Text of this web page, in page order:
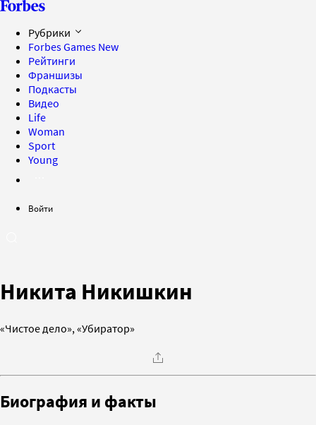
Рубрики
Forbes Games New
Рейтинги
Франшизы
Подкасты
Видео
Life
Woman
Sport
Young
Войти
Никита Никишкин
«Чистое дело», «Убиратор»
Биография и факты